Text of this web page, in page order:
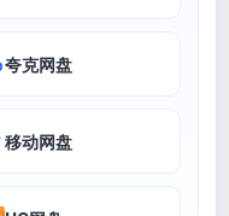
夸克网盘
移动网盘